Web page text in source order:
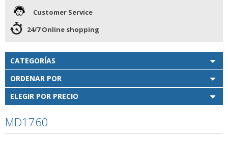
Customer Service
24/7 Online shopping
CATEGORÍAS
ORDENAR POR
ELEGIR POR PRECIO
MD1760